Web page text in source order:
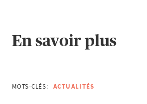
En savoir plus
MOTS-CLÉS: ACTUALITÉS